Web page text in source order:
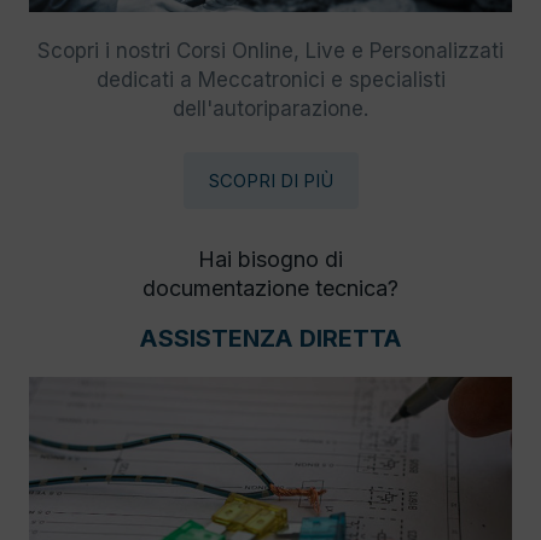
Scopri i nostri Corsi Online, Live e Personalizzati
dedicati a Meccatronici e specialisti
dell'autoriparazione.
SCOPRI DI PIÙ
Hai bisogno di
documentazione tecnica?
ASSISTENZA DIRETTA